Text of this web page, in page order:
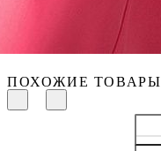
ПОХОЖИЕ ТОВАРЫ